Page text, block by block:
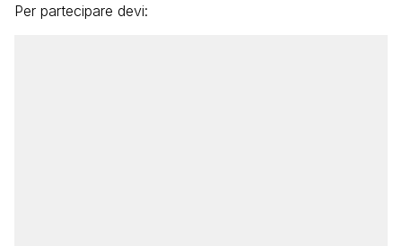
Per partecipare devi: